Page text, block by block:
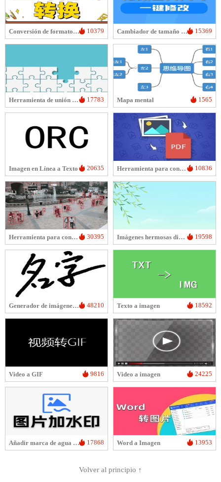
Conversión de formato de imagen 10379 Cambiador de tamaño de imágenes en lotes 15369
Herramienta de unión de imágenes 17783 Mapa mental 1565
Imagen en Línea a Texto 20635 Herramienta para convertir PDF a imagen 10836
Herramienta para contar el número de personas en las fotos 30395 Imágenes hermosas diarias 19598
Generador de imágenes de firma manuscrita 48210 Texto a imagen 18592
Video a GIF 9816 Video a imagen 24225
Añadir marca de agua a la imagen 17868 Word a Imagen 13953
Volver al principio ↑